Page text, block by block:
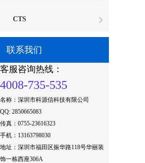
CTS
联系我们
客服咨询热线：
4008-735-535
名称：深圳市科源信科技有限公司
QQ: 2850665083
传真：0755-23616323
手机：13163798030
地址： 深圳市福田区振华路118号华丽装
饰一栋西座306A